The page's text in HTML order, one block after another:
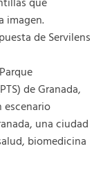
que
imagen.
de Servilens
de Granada,
escenario
una ciudad
biomedicina